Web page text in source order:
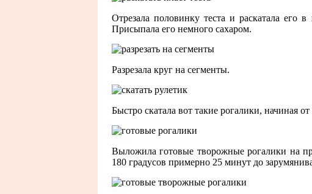
Отрезала половинку теста и раскатала его
Присыпала его немного сахаром.
Разрезала круг на сегменты.
Быстро скатала вот такие рогалики, начиная
Выложила готовые творожные рогалики на
180 градусов примерно 25 минут до